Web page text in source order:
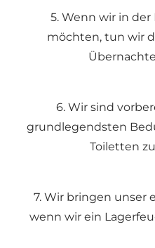
5. Wenn wir in
möchten, tun wir
6. Wir sind
grundlegendsten
Toiletten
7. Wir bringen unser
wenn wir ein